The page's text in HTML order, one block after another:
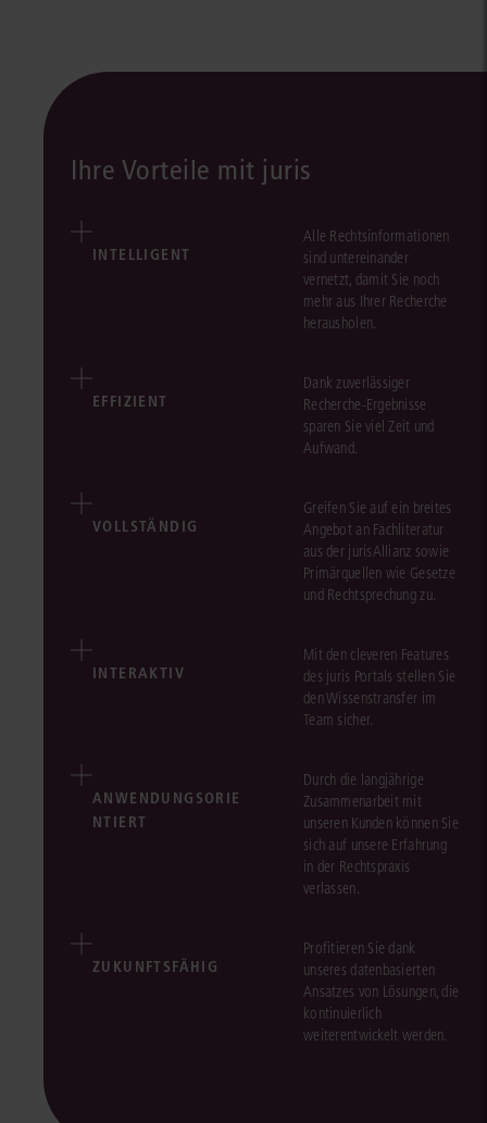
Ihre Vorteile mit juris
INTELLIGENT
Alle Rechtsinformationen
sind untereinander
vernetzt, damit Sie noch
mehr aus Ihrer Recherche
herausholen.
EFFIZIENT
Dank zuverlässiger
Recherche-Ergebnisse
sparen Sie viel Zeit und
Aufwand.
VOLLSTÄNDIG
Greifen Sie auf ein breites
Angebot an Fachliteratur
aus der jurisAllianz sowie
Primärquellen wie Gesetze
und Rechtsprechung zu.
INTERAKTIV
Mit den cleveren Features
des juris Portals stellen Sie
den Wissenstransfer im
Team sicher.
ANWENDUNGSORIE
NTIERT
Durch die langjährige
Zusammenarbeit mit
unseren Kunden können Sie
sich auf unsere Erfahrung
in der Rechtspraxis
verlassen.
ZUKUNFTSFÄHIG
Profitieren Sie dank
unseres datenbasierten
Ansatzes von Lösungen, die
kontinuierlich
weiterentwickelt werden.